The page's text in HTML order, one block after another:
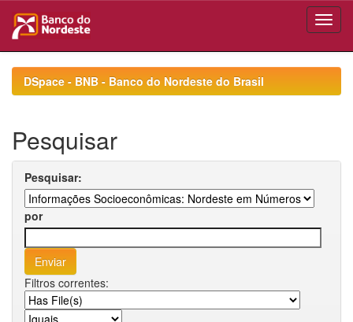
navigationDSpace - BNB - Banco do Nordeste do Brasil
Pesquisar
Pesquisar:
por
Filtros correntes: